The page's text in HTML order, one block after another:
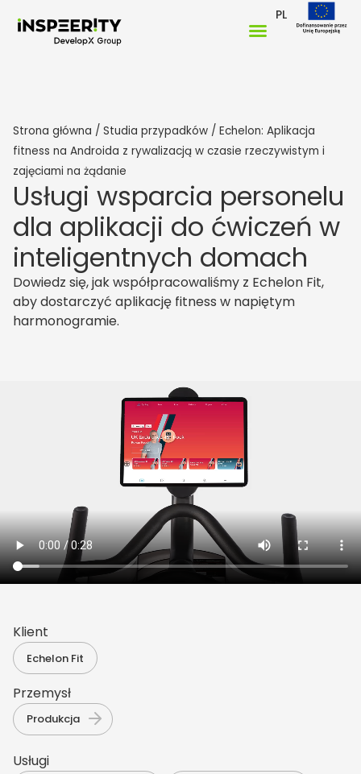
PL
Strona główna / Studia przypadków / Echelon: Aplikacja
fitness na Androida z rywalizacją w czasie rzeczywistym i
zajęciami na żądanie
Usługi wsparcia personelu
dla aplikacji do ćwiczeń w
inteligentnych domach
Dowiedz się, jak współpracowaliśmy z Echelon Fit,
aby dostarczyć aplikację fitness w napiętym
harmonogramie.
Klient
Echelon Fit
Przemysł
Produkcja
Usługi